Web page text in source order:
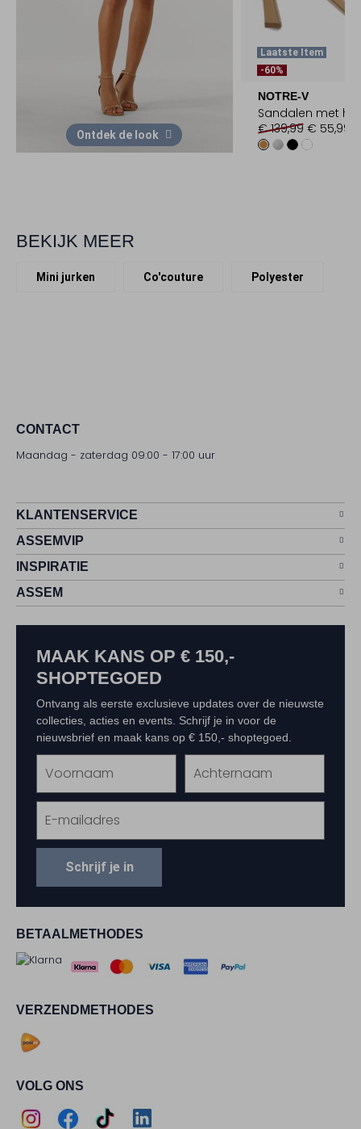
Ontdek de look
Laatste Item
-60%
NOTRE-V
Sandalen met
€ 139,99 € 55,99
BEKIJK MEER
Mini jurken Co'couture Polyester
CONTACT
Maandag - zaterdag 09:00 - 17:00 uur
KLANTENSERVICE
ASSEMVIP
INSPIRATIE
ASSEM
BETAALMETHODES
VERZENDMETHODES
VOLG ONS
MAAK KANS OP € 150,-
SHOPTEGOED
Ontvang als eerste exclusieve updates over de nieuwste
collecties, acties en events. Schrijf je in voor de
nieuwsbrief en maak kans op € 150,- shoptegoed.
Schrijf je in